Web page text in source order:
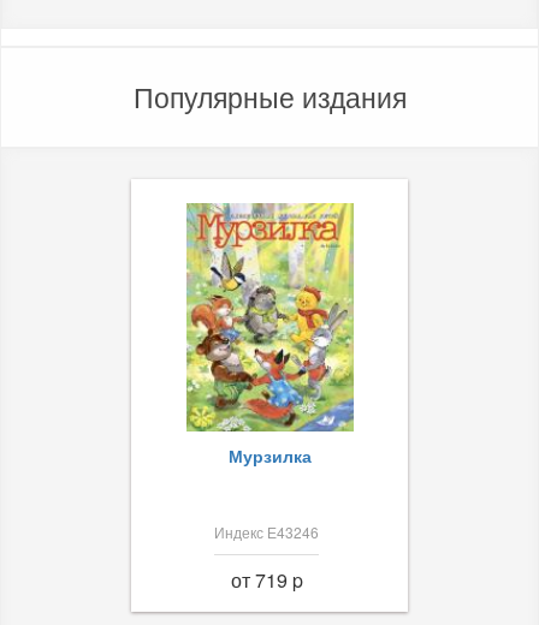
Популярные издания
Мурзилка
Индекс Е43246
от 719 p